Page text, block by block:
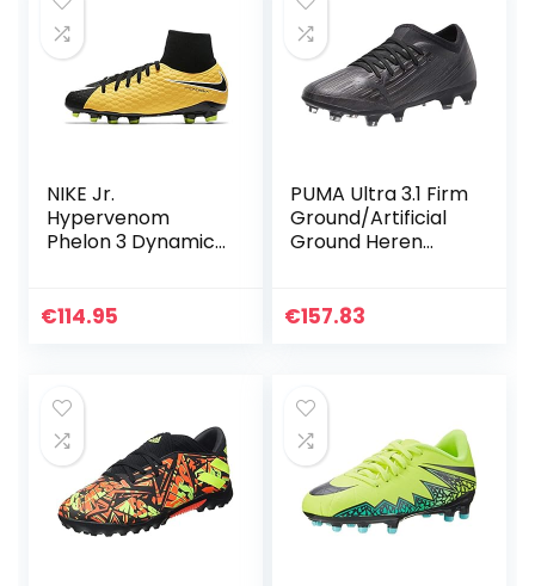
NIKE Jr.
Hypervenom
Phelon 3 Dynamic
€114.95
PUMA Ultra 3.1 Firm
Ground/Artificial
Ground Heren
€157.83